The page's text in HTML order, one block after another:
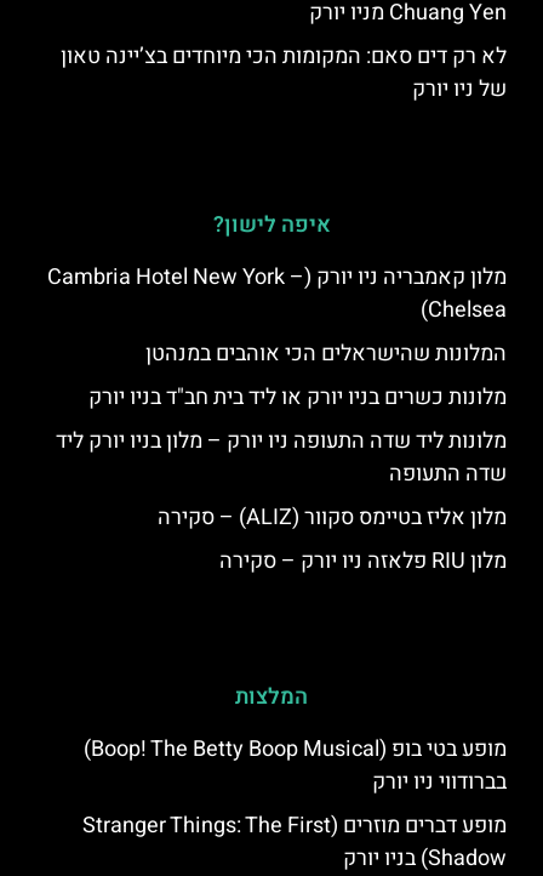
Chuang Yen מניו יורק
לא רק דים סאם: המקומות הכי מיוחדים בצ’יינה טאון
של ניו יורק
איפה לישון?
מלון קאמבריה ניו יורק (Cambria Hotel New York –
Chelsea)
המלונות שהישראלים הכי אוהבים במנהטן
מלונות כשרים בניו יורק או ליד בית חב"ד בניו יורק
מלונות ליד שדה התעופה ניו יורק – מלון בניו יורק ליד
שדה התעופה
מלון אליז בטיימס סקוור (ALIZ) – סקירה
מלון RIU פלאזה ניו יורק – סקירה
המלצות
מופע בטי בופ (Boop! The Betty Boop Musical)
בברודווי ניו יורק
מופע דברים מוזרים (Stranger Things: The First
Shadow) בניו יורק